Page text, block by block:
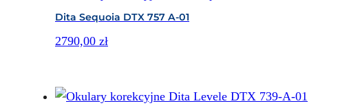
Dita Sequoia DTX 757 A-01
2790,00 zł